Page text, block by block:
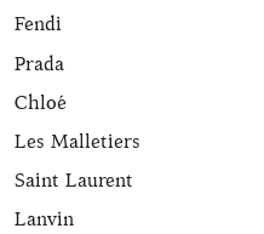
Fendi
Prada
Chloé
Les Malletiers
Saint Laurent
Lanvin